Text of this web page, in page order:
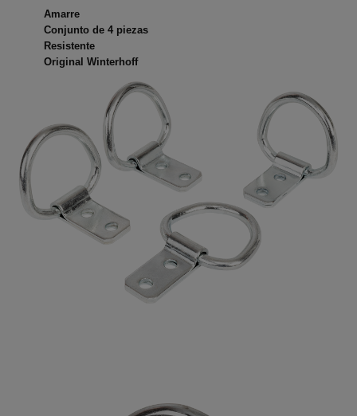
Amarre
Conjunto de 4 piezas
Resistente
Original Winterhoff